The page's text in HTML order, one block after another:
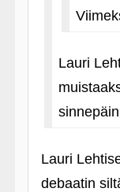
Lauri
Lauri
debaatin